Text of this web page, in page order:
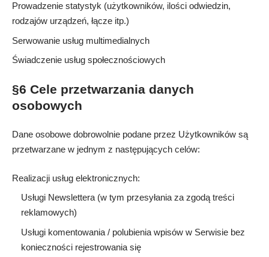
Prowadzenie statystyk (użytkowników, ilości odwiedzin,
rodzajów urządzeń, łącze itp.)
Serwowanie usług multimedialnych
Świadczenie usług społecznościowych
§6 Cele przetwarzania danych
osobowych
Dane osobowe dobrowolnie podane przez Użytkowników są
przetwarzane w jednym z następujących celów:
Realizacji usług elektronicznych:
Usługi Newslettera (w tym przesyłania za zgodą treści
reklamowych)
Usługi komentowania / polubienia wpisów w Serwisie bez
konieczności rejestrowania się